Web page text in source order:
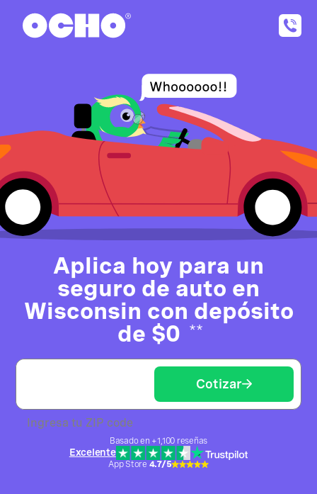
Aplica hoy para un
seguro de auto en
Wisconsin con depósito
de $0 **
Ingresa tu ZIP code
Cotizar
Basado en +1,100 reseñas
Excelente
App Store 4.7/5